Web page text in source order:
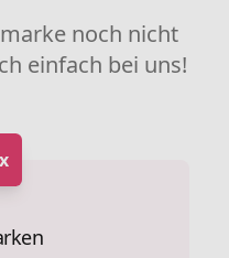
noch nicht
einfach bei uns!